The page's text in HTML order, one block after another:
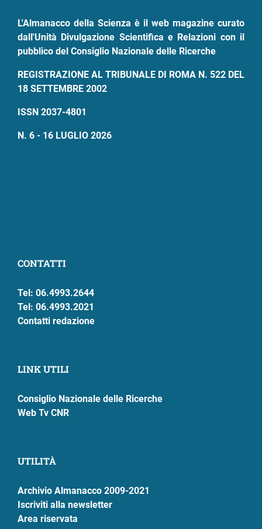
L'Almanacco della Scienza è il web magazine curato
dall'Unità Divulgazione Scientifica e Relazioni con il
pubblico del Consiglio Nazionale delle Ricerche
REGISTRAZIONE AL TRIBUNALE DI ROMA N. 522 DEL
18 SETTEMBRE 2002
ISSN 2037-4801
N. 6 - 16 LUGLIO 2026
CONTATTI
Tel: 06.4993.2644
Tel: 06.4993.2021
Contatti redazione
LINK UTILI
Consiglio Nazionale delle Ricerche
Web Tv CNR
UTILITÀ
Archivio Almanacco 2009-2021
Iscriviti alla newsletter
Area riservata